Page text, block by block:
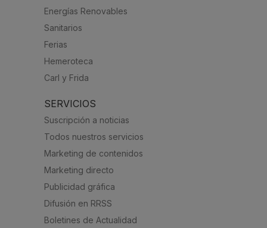
Energías Renovables
Sanitarios
Ferias
Hemeroteca
Carl y Frida
SERVICIOS
Suscripción a noticias
Todos nuestros servicios
Marketing de contenidos
Marketing directo
Publicidad gráfica
Difusión en RRSS
Boletines de Actualidad